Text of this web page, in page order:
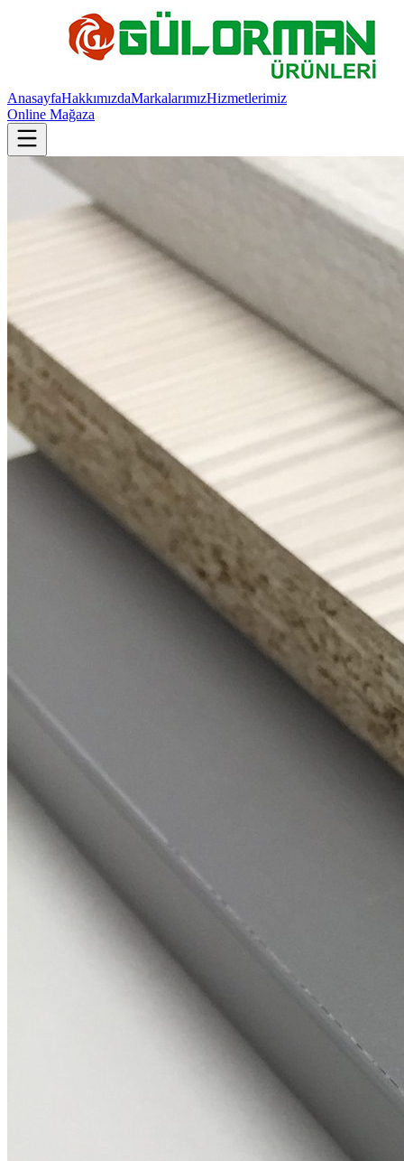
AnasayfaHakkımızdaMarkalarımızHizmetlerimiz
Online Mağaza